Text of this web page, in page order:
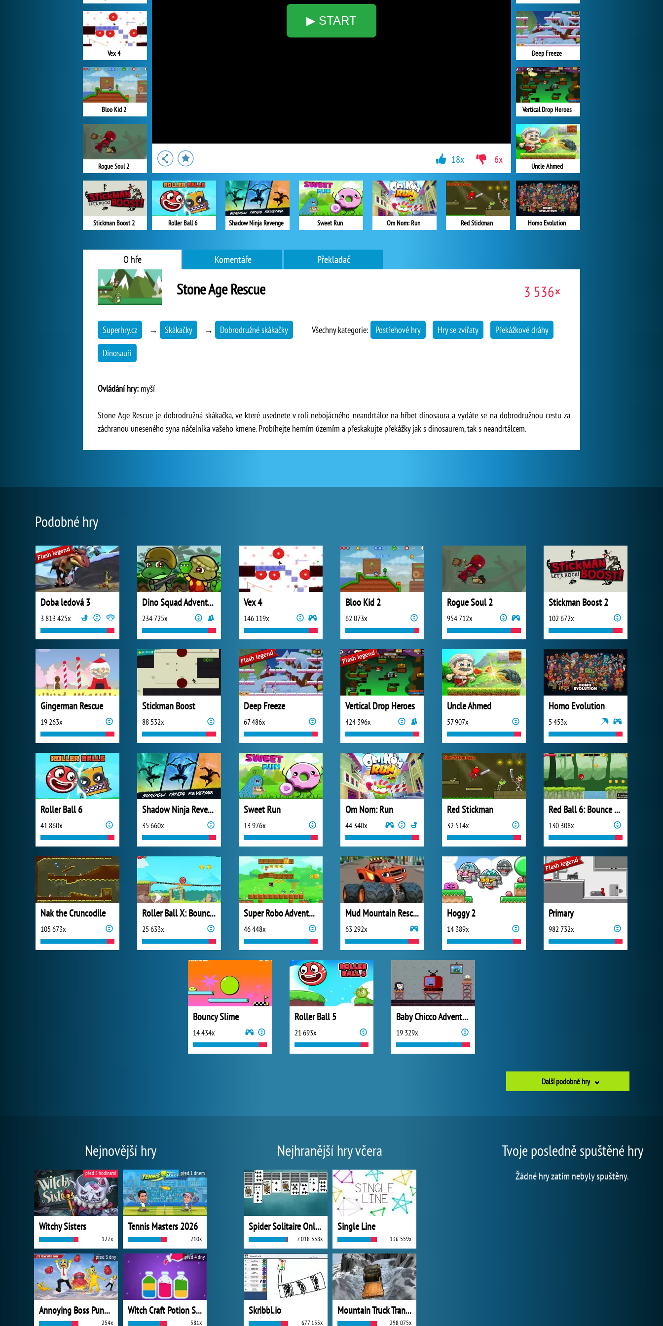
▶ START
Vex 4
Bloo Kid 2
Rogue Soul 2
Stickman Boost 2
Deep Freeze
Vertical Drop Heroes
Uncle Ahmed
Homo Evolution
Roller Ball 6 Shadow Ninja Revenge Sweet Run Om Nom: Run Red Stickman
18x 6x
O hře Komentáře Překladač
Stone Age Rescue 3 536×
Superhry.cz → Skákačky → Dobrodružné skákačky Všechny kategorie: Postřehové hry Hry se zvířaty Překážkové dráhy
Dinosauři
Ovládání hry: myší
Stone Age Rescue je dobrodružná skákačka, ve které usednete v roli nebojácného neandrtálce na hřbet dinosaura a vydáte se na dobrodružnou cestu za
záchranou uneseného syna náčelníka vašeho kmene. Probíhejte herním územím a přeskakujte překážky jak s dinosaurem, tak s neandrtálcem.
Podobné hry
Doba ledová 3
3 813 425x
Dino Squad Adventure
234 725x
Vex 4
146 119x
Bloo Kid 2
62 073x
Rogue Soul 2
954 712x
Stickman Boost 2
102 672x
Gingerman Rescue
19 263x
Stickman Boost
88 532x
Deep Freeze
67 486x
Vertical Drop Heroes
424 396x
Uncle Ahmed
57 907x
Homo Evolution
5 453x
Roller Ball 6
41 860x
Shadow Ninja Revenge
35 660x
Sweet Run
13 976x
Om Nom: Run
44 340x
Red Stickman
32 514x
Red Ball 6: Bounce Ball
130 308x
Nak the Cruncodile
105 673x
Roller Ball X: Bounce Ball
25 633x
Super Robo Adventure
46 448x
Mud Mountain Rescue
63 292x
Hoggy 2
14 389x
Primary
982 732x
Bouncy Slime
14 434x
Roller Ball 5
21 693x
Baby Chicco Adventures
19 329x
Další podobné hry
Nejnovější hry
Witchy Sisters
127x
před 5 hodinami
Tennis Masters 2026
210x
před 1 dnem
Annoying Boss Punch Game
254x
před 3 dny
Witch Craft Potion Sort
581x
před 4 dny
Nejhranější hry včera
Spider Solitaire Online
7 018 558x
Single Line
136 559x
Skribbl.io
677 155x
Mountain Truck Transport
298 075x
Tvoje posledně spuštěné hry
Žádné hry zatím nebyly spuštěny.